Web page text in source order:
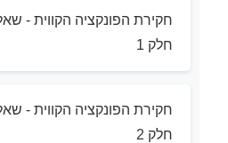
חקירת הפונקציה הקווית -
חלק 1
חקירת הפונקציה הקווית -
חלק 2